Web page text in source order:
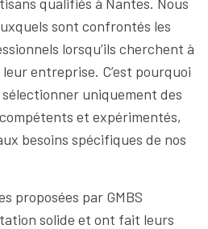
sont confrontés les
lorsqu’ils cherchent à
entreprise. C’est pourquoi
uniquement des
et expérimentés,
besoins spécifiques de nos
proposées par GMBS
solide et ont fait leurs